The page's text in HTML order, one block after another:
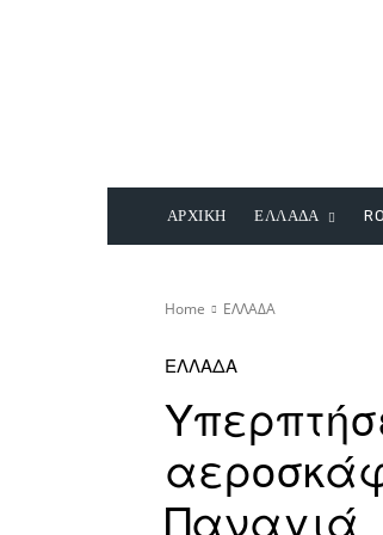
ΑΡΧΙΚΗ ΕΛΛΑΔΑ
Home ΕΛΛΑΔΑ
ΕΛΛΑΔΑ
Παναγιά